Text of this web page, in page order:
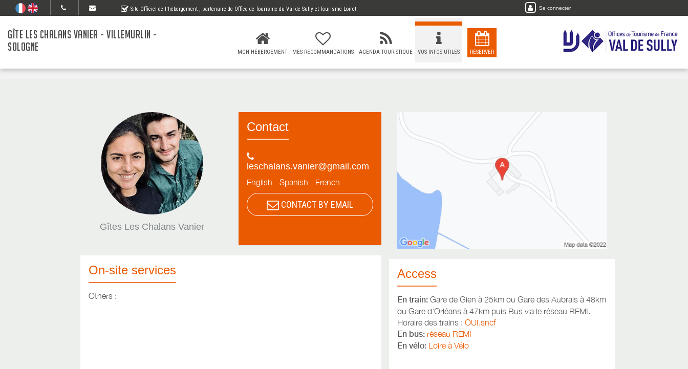
Site Officiel de l'hébergement , partenaire de Office de Tourisme du Val de Sully et Tourisme Loiret Se connecter
GÎTE LES CHALANS VANIER - VILLEMURLIN -
SOLOGNE
MON HÉBERGEMENT MES RECOMMANDATIONS AGENDA TOURISTIQUE VOS INFOS UTILES RÉSERVER
Gîtes Les Chalans Vanier
Contact
leschalans.vanier@gmail.com
English Spanish French
CONTACT BY EMAIL
On-site services
Others :
Access
En train:Gare de Gien à 25km ou Gare des Aubrais à 48km
ou Gare d’Orléans à 47km puis Bus via le réseau REMI.
Horaire des trains :OUI.sncf
En bus: réseau REMI
En vélo: Loire à Vélo